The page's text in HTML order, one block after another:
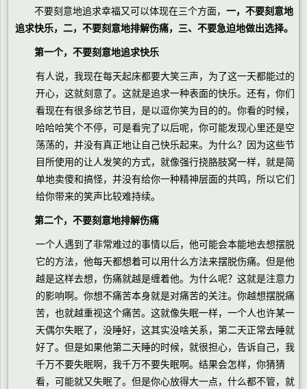
不要刻意地追求幸福又可以体现在三个方面， 一，不要刻意地
追求快乐，二，不要刻意地排解伤痛，三、不要急迫地做出选择。
第一个，不要刻意地追求快乐
有人说，我现在每天起床都要大笑三声，为了这一天都能过的
开心，这就刻意了。这就是追求一种表面的快乐。还有，你们
看现在有很多综艺节目，是以逗你笑为目的的。你看的时候，
哈哈哈笑个不停，可是看完了以后呢，你可能发现心里还是空
荡荡的，并没有真正地让自己快乐起来。为什么？因为这些节
目所使用的让人发笑的方式，就像强行挠胳肢窝一样，就是简
单地卖傻和搞怪，并没有给你一种精神层面的共鸣，所以它们
给你带来的笑声比较难持续。
第二个，不要刻意地排解伤痛
一个人遇到了非常难过的事情以后，他可能会本能地去想摆脱
它的方法，他每天都想着可以用什么方法来摆脱伤痛。但是他
越是这样去想，伤痛就越是缠着他。为什么呢？这就是注意力
的影响啊。你想不痛苦本身就是对痛苦的关注。你越想摆脱痛
苦，也就越重视这个痛苦。这就像失眠一样，一个人也许某一
天偶尔失眠了，没睡好，这其实没啥关系，第二天正常去睡就
好了。但是如果他第二天睡的时候，就很担心，告诉自己，我
千万不要失眠啊，我千万不要失眠啊。结果会怎样，你猜猜
看，可能就又失眠了。但是你心放得大一点，什么都不管，就